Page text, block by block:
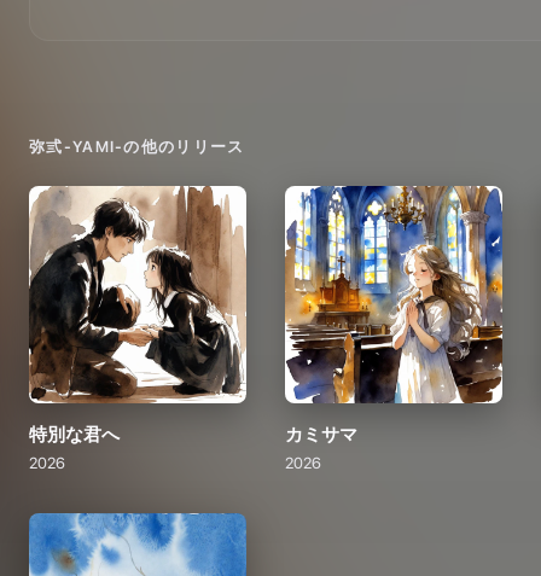
弥弎-YAMI-の他のリリース
特別な君へ
2026
カミサマ
2026